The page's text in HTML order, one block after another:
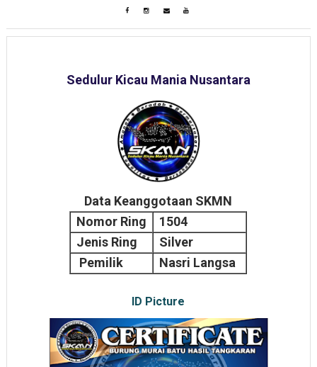
Sedulur Kicau Mania Nusantara
Data Keanggotaan SKMN
Nomor Ring
1504
Jenis Ring
Silver
Pemilik
Nasri Langsa
ID Picture